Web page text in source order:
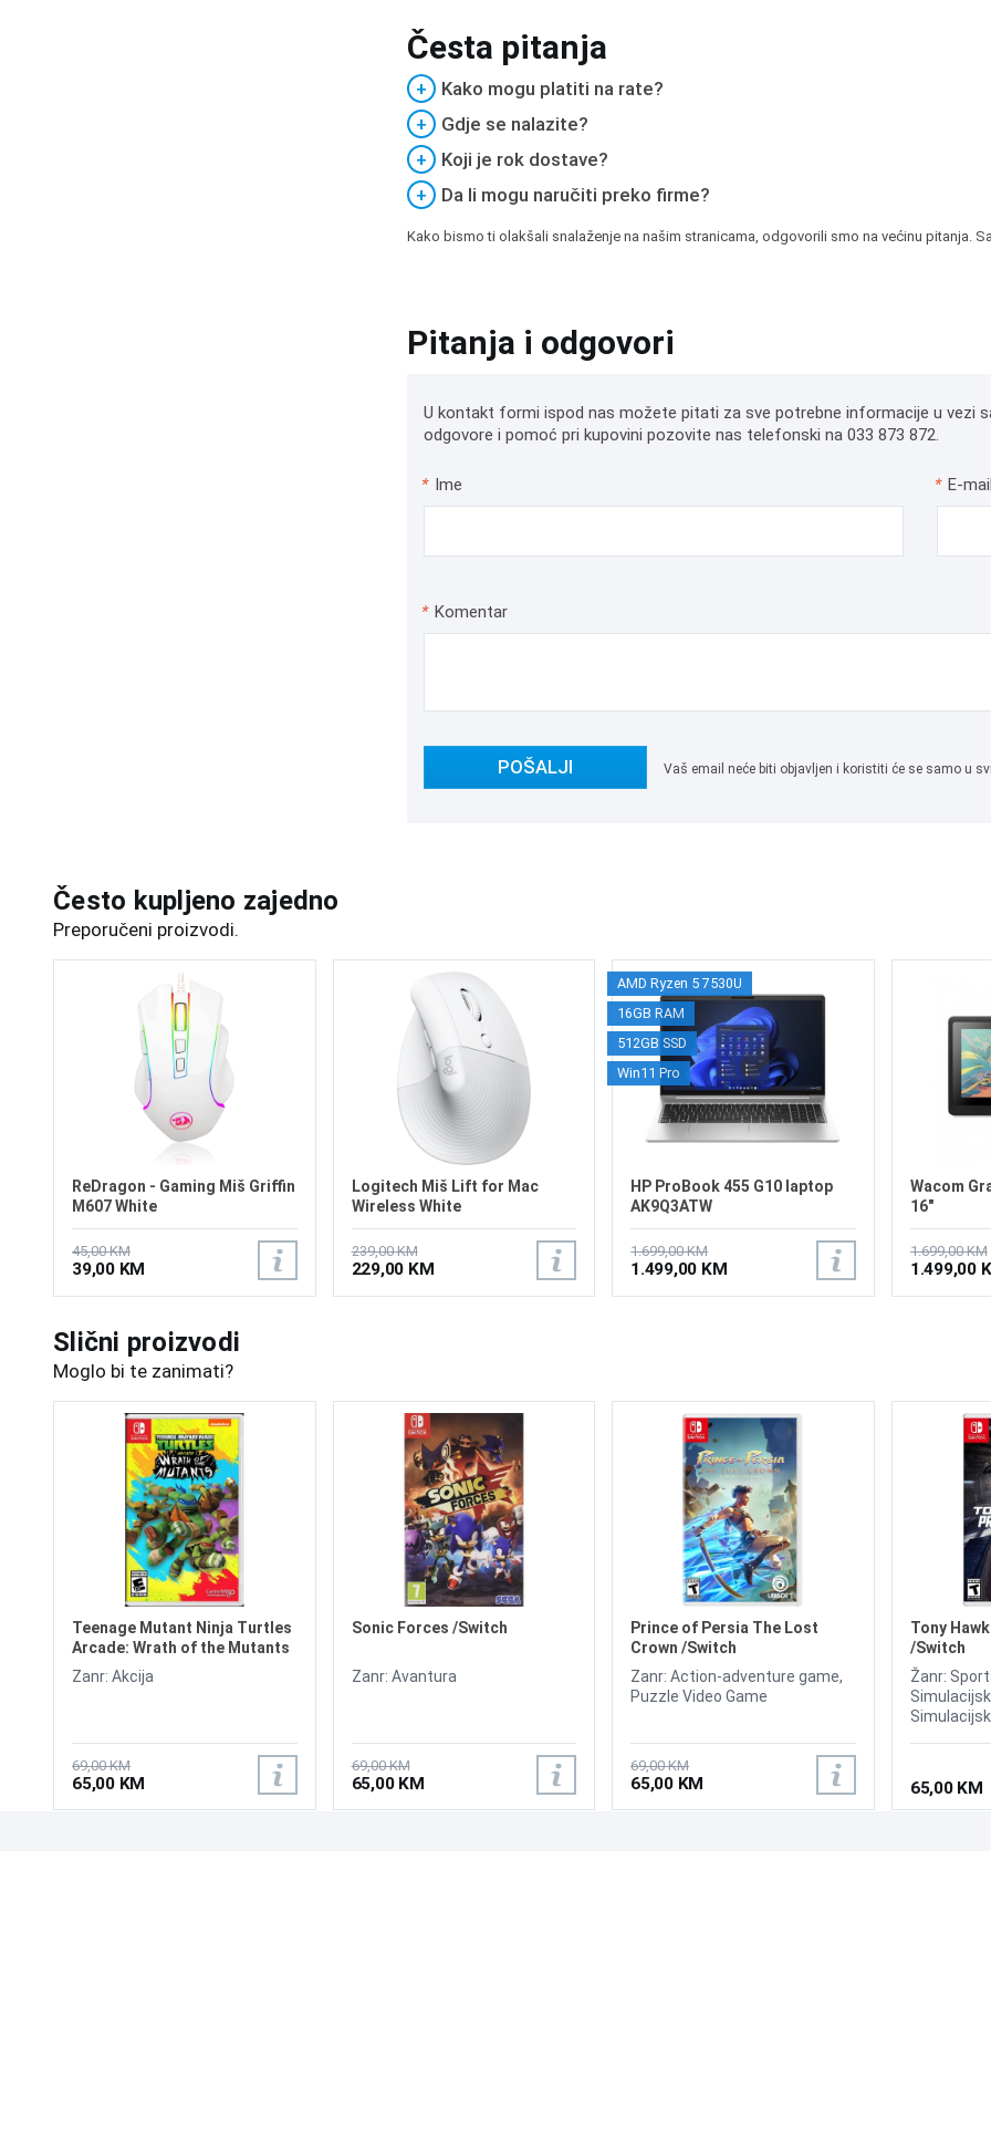
Česta pitanja
+
Kako mogu platiti na rate?
+
Gdje se nalazite?
+
Koji je rok dostave?
+
Da li mogu naručiti preko firme?
Kako bismo ti olakšali snalaženje na našim stranicama, odgovorili smo na većinu pitanja.
Pitanja i odgovori
U kontakt formi ispod nas možete pitati za sve potrebne informacije u vezi
odgovore i pomoć pri kupovini pozovite nas telefonski na 033 873 872.
* Ime * E-mail
* Komentar
POŠALJI Vaš email neće biti objavljen i koristiti će se samo u
Često kupljeno zajedno
Preporučeni proizvodi.
ReDragon - Gaming Miš Griffin
M607 White
45,00 KM
39,00 KM
Logitech Miš Lift for Mac
Wireless White
239,00 KM
229,00 KM
AMD Ryzen 5 7530U
16GB RAM
512GB SSD
Win11 Pro
HP ProBook 455 G10 laptop
AK9Q3ATW
1.699,00 KM
1.499,00 KM
Wacom
16"
1.699,00 KM
1.499,00
Slični proizvodi
Moglo bi te zanimati?
Teenage Mutant Ninja Turtles
Arcade: Wrath of the Mutants
/Switch
Zanr: Akcija
69,00 KM
65,00 KM
Sonic Forces /Switch
Zanr: Avantura
69,00 KM
65,00 KM
Prince of Persia The Lost
Crown /Switch
Zanr: Action-adventure game,
Puzzle Video Game
69,00 KM
65,00 KM
Tony
/Switch
Žanr:
65,00 KM